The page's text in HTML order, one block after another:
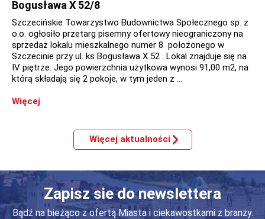
Bogusława X 52/8
Szczecińskie Towarzystwo Budownictwa Społecznego sp. z
o.o. ogłosiło przetarg pisemny ofertowy nieograniczony na
sprzedaż lokalu mieszkalnego numer 8 położonego w
Szczecinie przy ul. ks Bogusława X 52 . Lokal znajduje się na
IV piętrze. Jego powierzchnia użytkowa wynosi 91,00 m2, na
którą składają się 2 pokoje, w tym jeden z …
Więcej
Więcej aktualności
Zapisz sie do newslettera
Bądź na bieżąco z ofertą Miasta i ciekawostkami z branży.